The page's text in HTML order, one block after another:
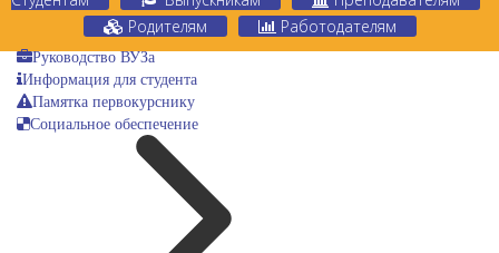
Родителям
Работодателям
Руководство ВУЗа
Информация для студента
Памятка первокурснику
Социальное обеспечение